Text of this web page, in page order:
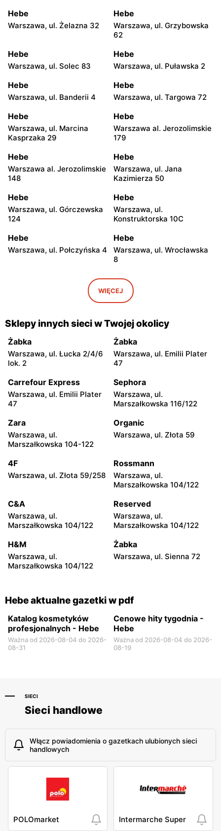
Hebe
Warszawa, ul. Żelazna 32
Hebe
Warszawa, ul. Grzybowska
62
Hebe
Warszawa, ul. Solec 83
Hebe
Warszawa, ul. Puławska 2
Hebe
Warszawa, ul. Banderii 4
Hebe
Warszawa, ul. Targowa 72
Hebe
Warszawa, ul. Marcina
Kasprzaka 29
Hebe
Warszawa al. Jerozolimskie
179
Hebe
Warszawa al. Jerozolimskie
148
Hebe
Warszawa, ul. Jana
Kazimierza 50
Hebe
Warszawa, ul. Górczewska
124
Hebe
Warszawa, ul.
Konstruktorska 10C
Hebe
Warszawa, ul. Połczyńska 4
Hebe
Warszawa, ul. Wrocławska
8
Warszawa, ul. Rembielińska
Hebe
Warszawa, ul. Grochowska
129
Hebe
Warszawa, ul. Jana
Kasprowicza 48
Hebe
Warszawa, ul. Bolesława
Chrobrego 4
Hebe
71a
Hebe
1/3
Hebe
Ostrobramska 75C
Hebe
Rzeczypospolitej 23
Hebe
AK Kampinos 15
Hebe
22
Hebe
10
Hebe
17
Hebe
Przyczółkowa 219
Hebe
Hebe Hebe
WIĘCEJ
Sklepy innych sieci w Twojej okolicy
Żabka
Warszawa, ul. Łucka 2/4/6
lok. 2
Żabka
Warszawa, ul. Emilii Plater
47
Carrefour Express
Warszawa, ul. Emilii Plater
47
Sephora
Warszawa, ul.
Marszałkowska 116/122
Zara
Warszawa, ul.
Marszałkowska 104-122
Organic
Warszawa, ul. Złota 59
4F
Warszawa, ul. Złota 59/258
Rossmann
Warszawa, ul.
Marszałkowska 104/122
C&A
Warszawa, ul.
Marszałkowska 104/122
Reserved
Warszawa, ul.
Marszałkowska 104/122
H&M
Warszawa, ul.
Marszałkowska 104/122
Żabka
Warszawa, ul. Sienna 72
Hebe aktualne gazetki w pdf
Katalog kosmetyków
profesjonalnych - Hebe
Ważna od 2026-08-04 do 2026-
08-31
Cenowe hity tygodnia -
Hebe
Ważna od 2026-08-04 do 2026-
08-19
SIECI
Sieci handlowe
Włącz powiadomienia o gazetkach ulubionych sieci
handlowych
POLOmarket Intermarche Super